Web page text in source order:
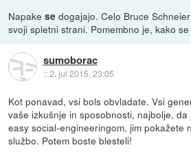
Napakese dogajajo. Celo Bruce
svoji spletni strani. Pomembno je, kako
sumoborac
::2. jul 2015, 23:05
Kot ponavad, vsi bols obvladate. Vsi
vaše izkušnje in sposobnosti, najbolje,
easy social-engineeringom, jim pokažete
službo. Potem boste blesteli!